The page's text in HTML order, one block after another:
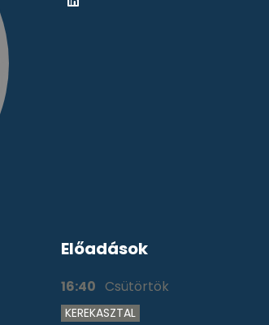
Előadások
16:40 Csütörtök
KEREKASZTAL